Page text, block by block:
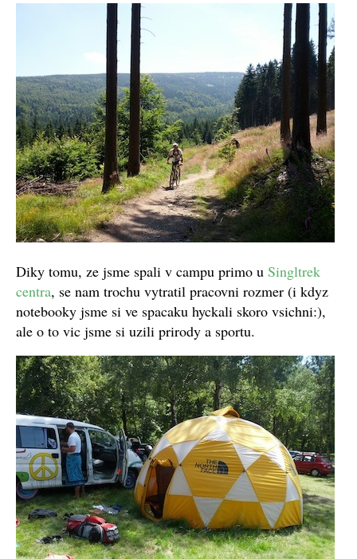
Diky tomu, ze jsme spali v campu primo u Singltrek
centra, se nam trochu vytratil pracovni rozmer (i kdyz
notebooky jsme si ve spacaku hyckali skoro vsichni:),
ale o to vic jsme si uzili prirody a sportu.